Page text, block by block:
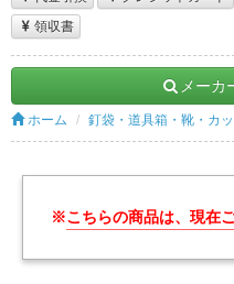
領収書
メーカ
ホーム 釘袋・道具箱・靴・カ
※こちらの商品は、現在